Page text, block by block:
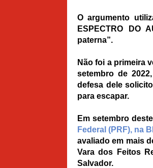
O argumento
ESPECTRO DO
paterna”.
Não foi a primeira
setembro de
defesa dele
para escapar.
Em setembro
Federal (PRF), na
avaliado em mais
Vara dos Feitos
Salvador.